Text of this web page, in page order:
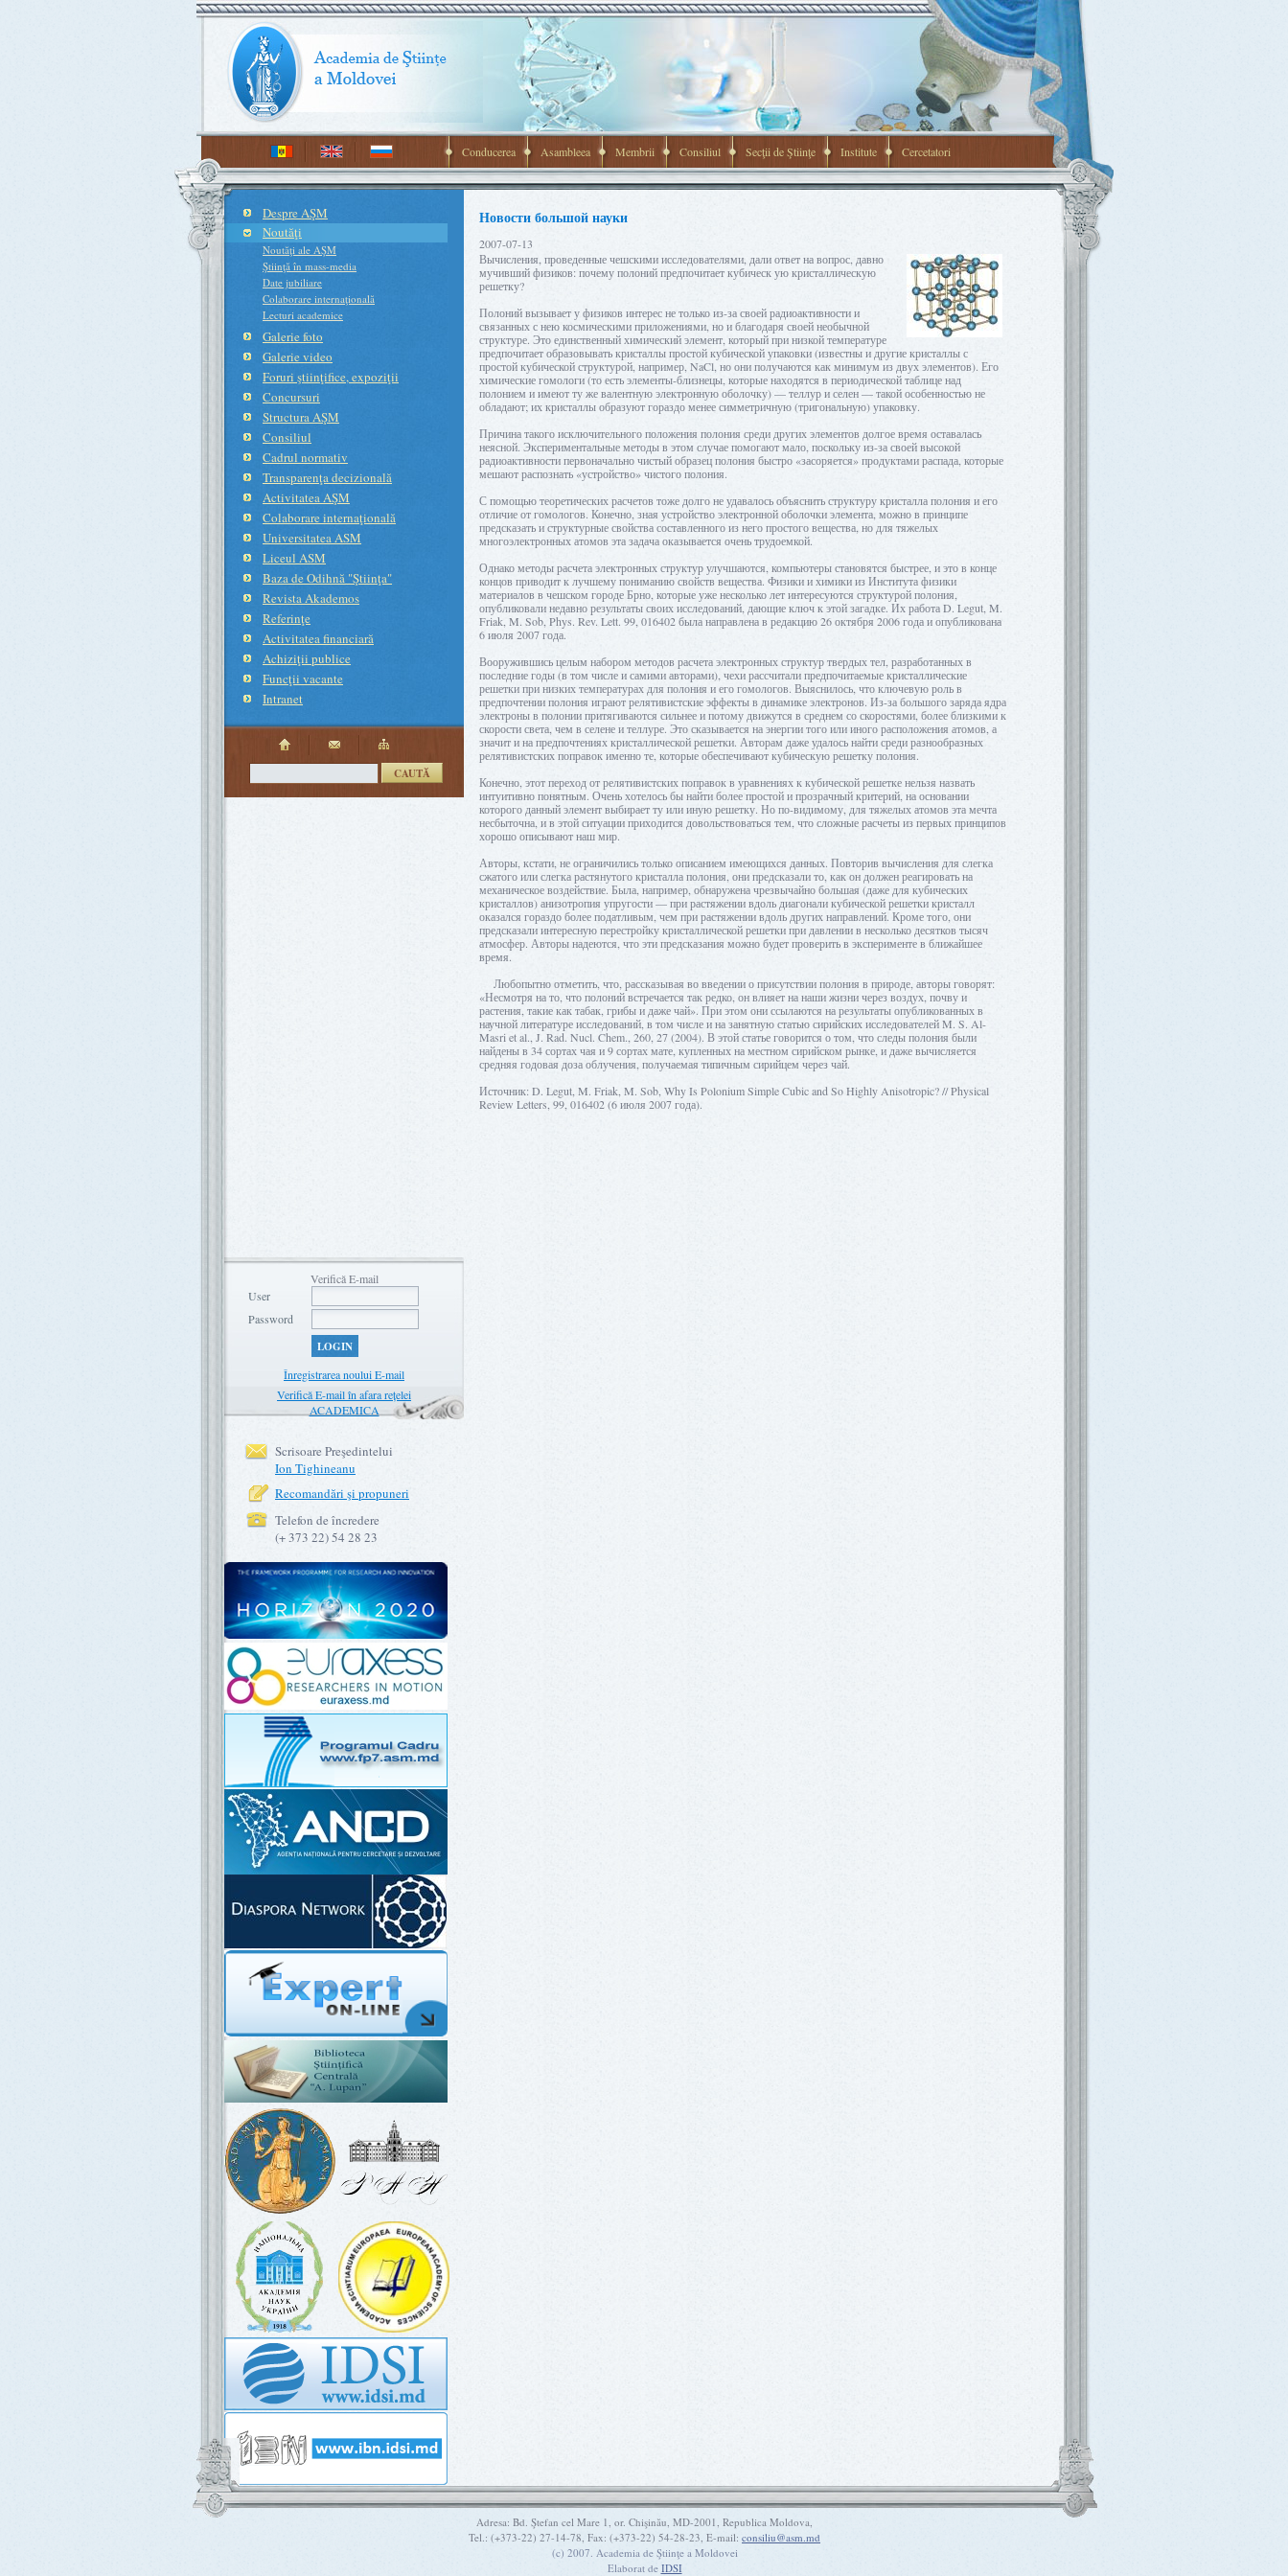
Conducerea Asambleea Membrii Consiliul Secţii de Ştiinţe Institute Cercetatori
Despre AŞM
Noutăţi
Noutăţi ale AŞM
Ştiinţă în mass-media
Date jubiliare
Colaborare internaţională
Lecturi academice
Galerie foto
Galerie video
Foruri ştiinţifice, expoziţii
Concursuri
Structura AŞM
Consiliul
Cadrul normativ
Transparenţa decizională
Activitatea AŞM
Colaborare internaţională
Universitatea ASM
Liceul ASM
Baza de Odihnă "Ştiinţa"
Revista Akademos
Referinţe
Activitatea financiară
Achiziţii publice
Funcţii vacante
Intranet
CAUTĂ
Verifică E-mail
User
Password
LOGIN
Înregistrarea noului E-mail
Verifică E-mail în afara rețelei
ACADEMICA
Scrisoare Preşedintelui
Ion Tighineanu
Recomandări şi propuneri
Telefon de încredere
(+ 373 22) 54 28 23
Новости большой науки
2007-07-13
Вычисления, проведенные чешскими исследователями, дали ответ на вопрос, давно
мучивший физиков: почему полоний предпочитает кубическ ую кристаллическую
решетку?
Полоний вызывает у физиков интерес не только из-за своей радиоактивности и
связанных с нею космическими приложениями, но и благодаря своей необычной
структуре. Это единственный химический элемент, который при низкой температуре
предпочитает образовывать кристаллы простой кубической упаковки (известны и другие кристаллы с
простой кубической структурой, например, NaCl, но они получаются как минимум из двух элементов). Его
химические гомологи (то есть элементы-близнецы, которые находятся в периодической таблице над
полонием и имеют ту же валентную электронную оболочку) — теллур и селен — такой особенностью не
обладают; их кристаллы образуют гораздо менее симметричную (тригональную) упаковку.
Причина такого исключительного положения полония среди других элементов долгое время оставалась
неясной. Экспериментальные методы в этом случае помогают мало, поскольку из-за своей высокой
радиоактивности первоначально чистый образец полония быстро «засоряется» продуктами распада, которые
мешают распознать «устройство» чистого полония.
С помощью теоретических расчетов тоже долго не удавалось объяснить структуру кристалла полония и его
отличие от гомологов. Конечно, зная устройство электронной оболочки элемента, можно в принципе
предсказать и структурные свойства составленного из него простого вещества, но для тяжелых
многоэлектронных атомов эта задача оказывается очень трудоемкой.
Однако методы расчета электронных структур улучшаются, компьютеры становятся быстрее, и это в конце
концов приводит к лучшему пониманию свойств вещества. Физики и химики из Института физики
материалов в чешском городе Брно, которые уже несколько лет интересуются структурой полония,
опубликовали недавно результаты своих исследований, дающие ключ к этой загадке. Их работа D. Legut, M.
Friak, M. Sob, Phys. Rev. Lett. 99, 016402 была направлена в редакцию 26 октября 2006 года и опубликована
6 июля 2007 года.
Вооружившись целым набором методов расчета электронных структур твердых тел, разработанных в
последние годы (в том числе и самими авторами), чехи рассчитали предпочитаемые кристаллические
решетки при низких температурах для полония и его гомологов. Выяснилось, что ключевую роль в
предпочтении полония играют релятивистские эффекты в динамике электронов. Из-за большого заряда ядра
электроны в полонии притягиваются сильнее и потому движутся в среднем со скоростями, более близкими к
скорости света, чем в селене и теллуре. Это сказывается на энергии того или иного расположения атомов, а
значит и на предпочтениях кристаллической решетки. Авторам даже удалось найти среди разнообразных
релятивистских поправок именно те, которые обеспечивают кубическую решетку полония.
Конечно, этот переход от релятивистских поправок в уравнениях к кубической решетке нельзя назвать
интуитивно понятным. Очень хотелось бы найти более простой и прозрачный критерий, на основании
которого данный элемент выбирает ту или иную решетку. Но по-видимому, для тяжелых атомов эта мечта
несбыточна, и в этой ситуации приходится довольствоваться тем, что сложные расчеты из первых принципов
хорошо описывают наш мир.
Авторы, кстати, не ограничились только описанием имеющихся данных. Повторив вычисления для слегка
сжатого или слегка растянутого кристалла полония, они предсказали то, как он должен реагировать на
механическое воздействие. Была, например, обнаружена чрезвычайно большая (даже для кубических
кристаллов) анизотропия упругости — при растяжении вдоль диагонали кубической решетки кристалл
оказался гораздо более податливым, чем при растяжении вдоль других направлений. Кроме того, они
предсказали интересную перестройку кристаллической решетки при давлении в несколько десятков тысяч
атмосфер. Авторы надеются, что эти предсказания можно будет проверить в эксперименте в ближайшее
время.
Любопытно отметить, что, рассказывая во введении о присутствии полония в природе, авторы говорят:
«Несмотря на то, что полоний встречается так редко, он влияет на наши жизни через воздух, почву и
растения, такие как табак, грибы и даже чай». При этом они ссылаются на результаты опубликованных в
научной литературе исследований, в том числе и на занятную статью сирийских исследователей M. S. Al-
Masri et al., J. Rad. Nucl. Chem., 260, 27 (2004). В этой статье говорится о том, что следы полония были
найдены в 34 сортах чая и 9 сортах мате, купленных на местном сирийском рынке, и даже вычисляется
средняя годовая доза облучения, получаемая типичным сирийцем через чай.
Источник: D. Legut, M. Friak, M. Sob, Why Is Polonium Simple Cubic and So Highly Anisotropic? // Physical
Review Letters, 99, 016402 (6 июля 2007 года).
Adresa: Bd. Ştefan cel Mare 1, or. Chişinău, MD-2001, Republica Moldova,
Tel.: (+373-22) 27-14-78, Fax: (+373-22) 54-28-23, E-mail: consiliu@asm.md
(c) 2007. Academia de Ştiinţe a Moldovei
Elaborat de IDSI